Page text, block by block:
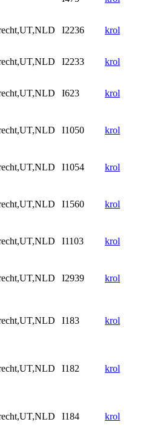
I2236 krol
I2233 krol
I623 krol
I1050 krol
I1054 krol
I1560 krol
I1103 krol
I2939 krol
I183 krol
I182 krol
I184 krol